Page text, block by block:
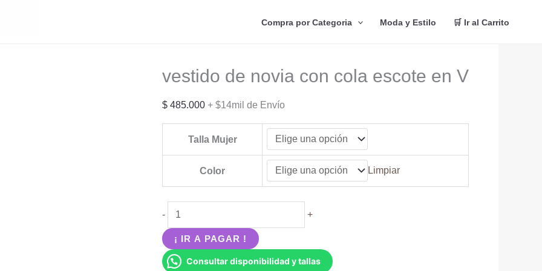
Compra por Categoria Moda y Estilo 🛒 Ir al Carrito
vestido de novia con cola escote en V
$ 485.000 + $14mil de Envío
Talla Mujer
Color Limpiar
-
vestido
de
novia
con
+
¡ IR A PAGAR !
Consultar disponibilidad y tallas